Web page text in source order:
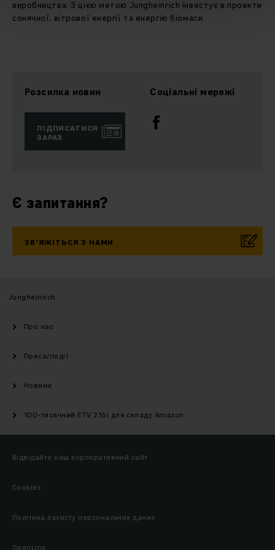
виробництва. З цією метою Jungheinrich інвестує в проекти
сонячної, вітрової енергії та енергію біомаси.
Розсилка новин
ПІДПИСАТИСЯ
ЗАРАЗ
Соціальні мережі
Є запитання?
ЗВ’ЯЖІТЬСЯ З НАМИ
Jungheinrich
Про нас
Преса/події
Новини
100-тисячний ETV 216i для складу Amazon
Відвідайте наш корпоративний сайт
Cookies
Політика захисту персональних даних
OpenLine